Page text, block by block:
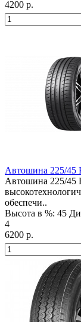
4200 р.
Автошина 225/45
Автошина 225/45
обеспечи..
Высота в %: 45
4
6200 р.